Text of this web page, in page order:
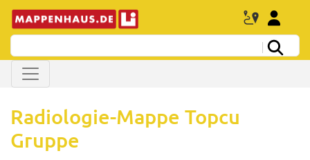
Radiologie-Mappe Topcu
Gruppe